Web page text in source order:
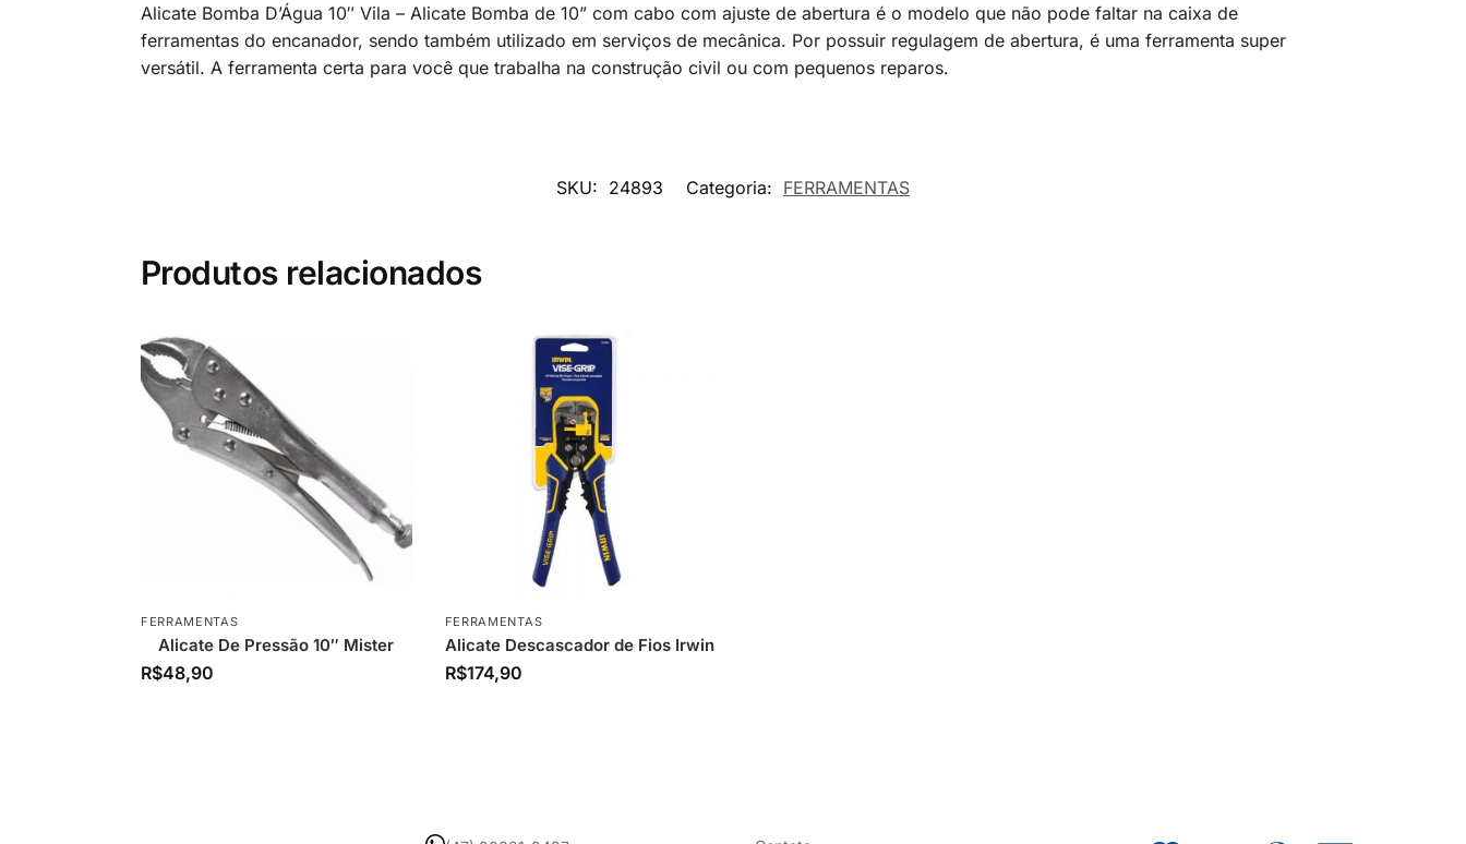
Alicate Bomba D’Água 10″ Vila – Alicate Bomba de 10” com cabo com ajuste de abertura é o modelo que não pode faltar na caixa de
ferramentas do encanador, sendo também utilizado em serviços de mecânica. Por possuir regulagem de abertura, é uma ferramenta super
versátil. A ferramenta certa para você que trabalha na construção civil ou com pequenos reparos.
SKU: 24893 Categoria: FERRAMENTAS
Produtos relacionados
FERRAMENTAS
Alicate De Pressão 10″ Mister
R$48,90
FERRAMENTAS
Alicate Descascador de Fios Irwin
R$174,90